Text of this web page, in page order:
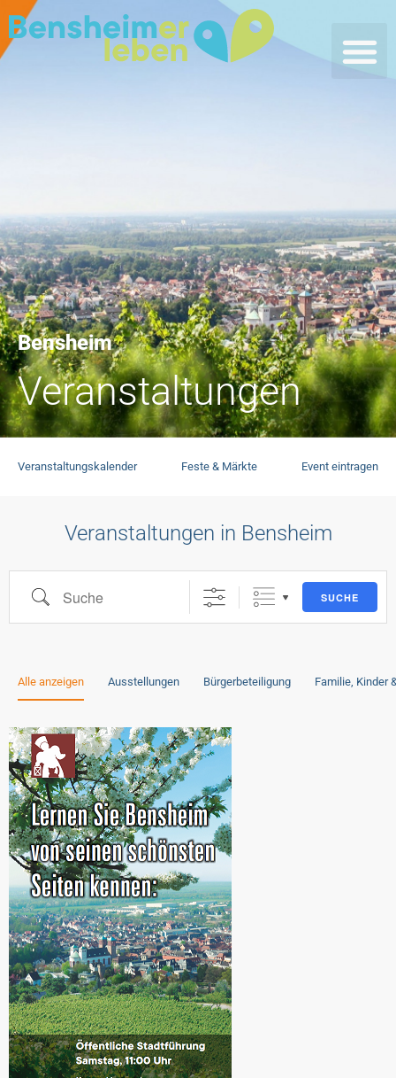
Bensheim
Veranstaltungen
Veranstaltungskalender Feste & Märkte Event eintragen
Veranstaltungen in Bensheim
SUCHE
Alle anzeigen Ausstellungen Bürgerbeteiligung Familie, Kinder